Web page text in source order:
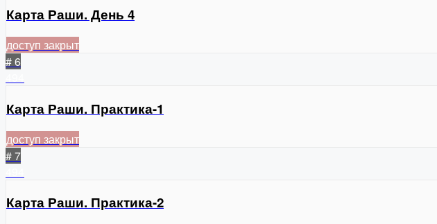
Карта Раши. День 4
доступ закрыт
# 6
Карта Раши. Практика-1
доступ закрыт
# 7
Карта Раши. Практика-2